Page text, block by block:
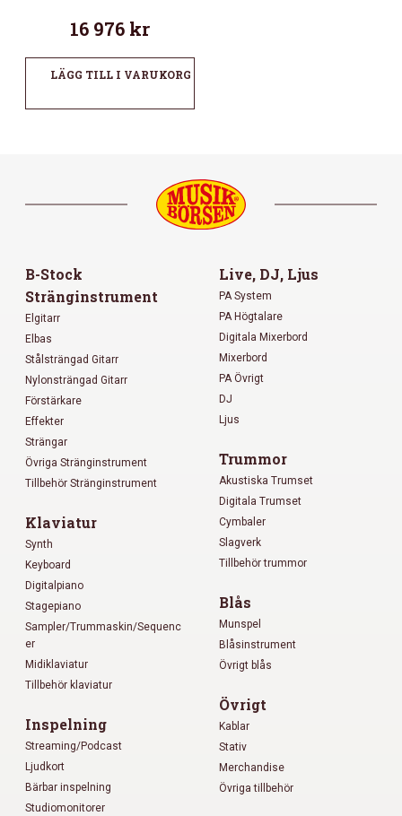
16 976 kr
LÄGG TILL I VARUKORG
B-Stock
Stränginstrument
Elgitarr
Elbas
Stålsträngad Gitarr
Nylonsträngad Gitarr
Förstärkare
Effekter
Strängar
Övriga Stränginstrument
Tillbehör Stränginstrument
Klaviatur
Synth
Keyboard
Digitalpiano
Stagepiano
Sampler/Trummaskin/Sequenc
er
Midiklaviatur
Tillbehör klaviatur
Inspelning
Streaming/Podcast
Ljudkort
Bärbar inspelning
Studiomonitorer
Live, DJ, Ljus
PA System
PA Högtalare
Digitala Mixerbord
Mixerbord
PA Övrigt
DJ
Ljus
Trummor
Akustiska Trumset
Digitala Trumset
Cymbaler
Slagverk
Tillbehör trummor
Blås
Munspel
Blåsinstrument
Övrigt blås
Övrigt
Kablar
Stativ
Merchandise
Övriga tillbehör